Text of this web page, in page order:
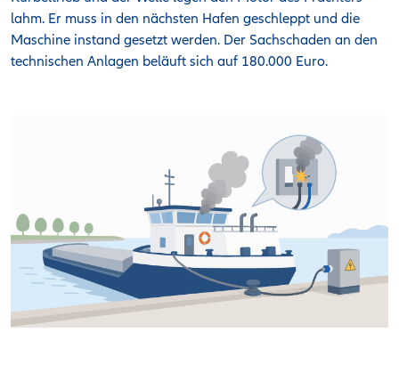
lahm. Er muss in den nächsten Hafen geschleppt und die
Maschine instand gesetzt werden. Der Sachschaden an den
technischen Anlagen beläuft sich auf 180.000 Euro.